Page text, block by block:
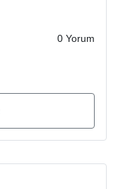
0 Yorum